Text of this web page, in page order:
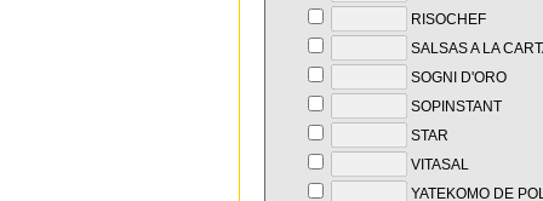
RISOCHEF
SALSAS A LA
SOGNI D'ORO
SOPINSTANT
STAR
VITASAL
YATEKOMO DE